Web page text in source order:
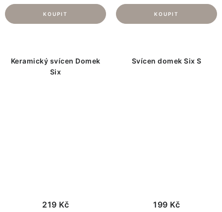
Keramický svícen Domek
Six
219 Kč
Svícen domek Six S
199 Kč